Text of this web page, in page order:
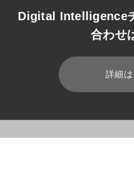
Digital Intelligence
合わせ
詳細